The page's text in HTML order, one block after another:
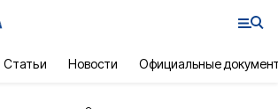
Статьи Новости Официальные